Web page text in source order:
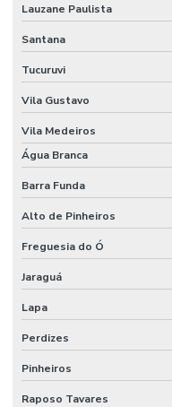
Controle de ruido ambiental
Curso HSE internacional
Curso internacional para
Curso IOSH Coaching for
Curso IOSH Managing Safely
Curso para líderes de
Curso de ltcat
Curso NEBOSH para
Lauzane Paulista
Santana
Tucuruvi
Vila Gustavo
Vila Medeiros
Água Branca
Barra Funda
Alto de Pinheiros
Freguesia do Ó
Jaraguá
Lapa
Perdizes
Pinheiros
Raposo Tavares